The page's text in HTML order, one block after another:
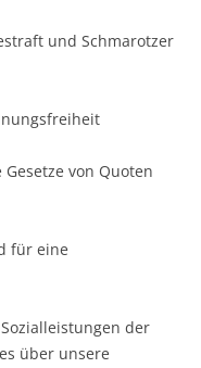
und Schmarotzer
von Quoten
für eine
der
über unsere